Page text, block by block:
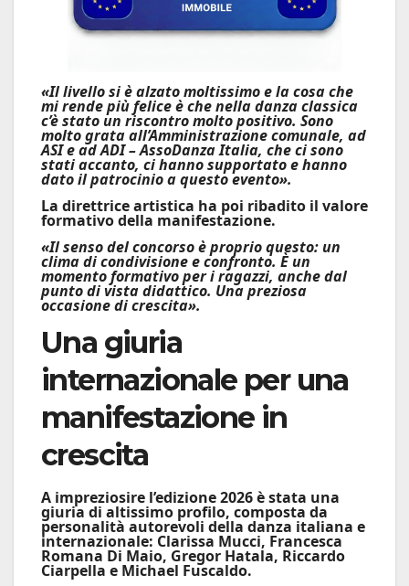
«Il livello si è alzato moltissimo e la cosa che
mi rende più felice è che nella danza classica
c’è stato un riscontro molto positivo. Sono
molto grata all’Amministrazione comunale, ad
ASI e ad ADI – AssoDanza Italia, che ci sono
stati accanto, ci hanno supportato e hanno
dato il patrocinio a questo evento».
La direttrice artistica ha poi ribadito il valore
formativo della manifestazione.
«Il senso del concorso è proprio questo: un
clima di condivisione e confronto. È un
momento formativo per i ragazzi, anche dal
punto di vista didattico. Una preziosa
occasione di crescita».
Una giuria
internazionale per una
manifestazione in
crescita
A impreziosire l’edizione 2026 è stata una
giuria di altissimo profilo, composta da
personalità autorevoli della danza italiana e
internazionale: Clarissa Mucci, Francesca
Romana Di Maio, Gregor Hatala, Riccardo
Ciarpella e Michael Fuscaldo.